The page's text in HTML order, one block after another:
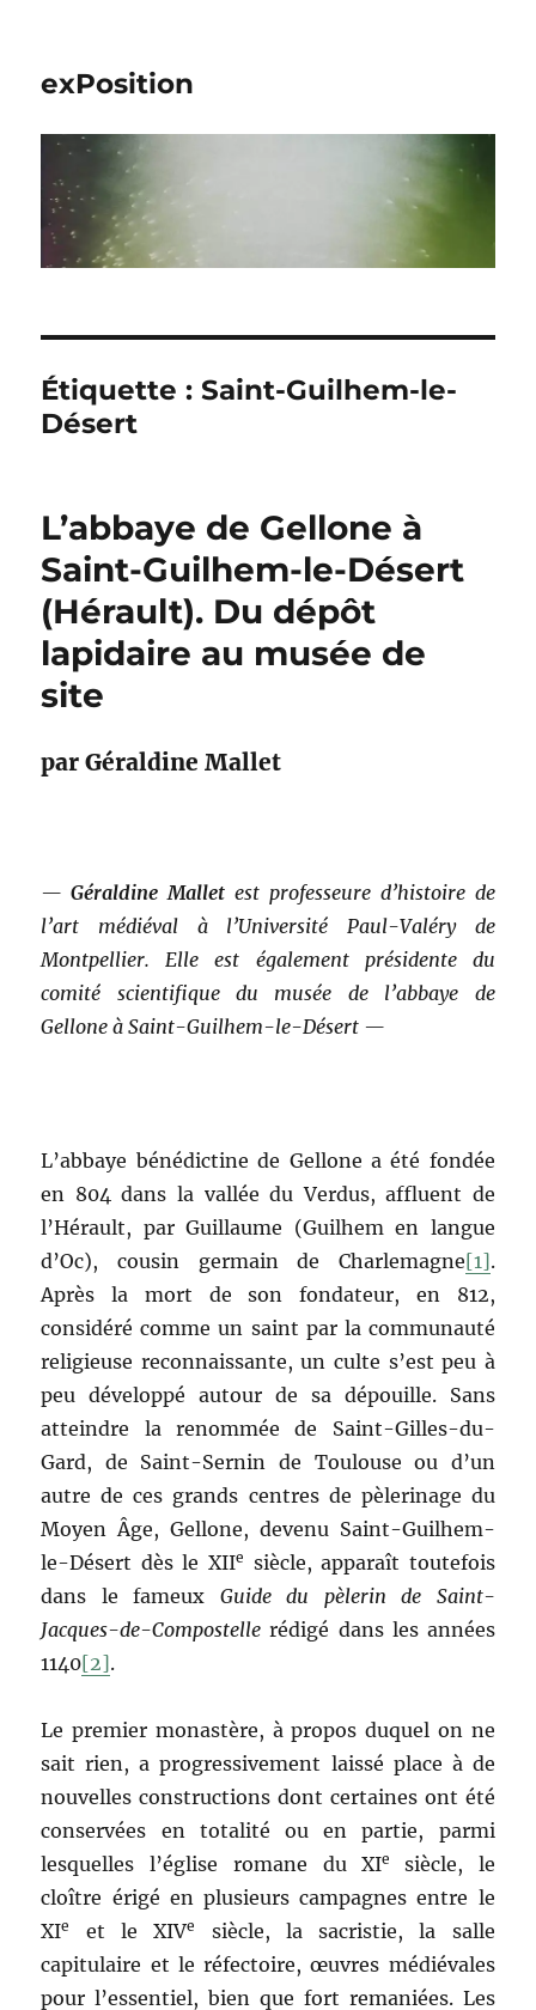
exPosition
Étiquette :Saint-Guilhem-le-
Désert
L’abbaye de Gellone à
Saint-Guilhem-le-Désert
(Hérault). Du dépôt
lapidaire au musée de
site
par Géraldine Mallet
—Géraldine Mallet est professeure d’histoire de
l’art médiéval à l’Université Paul-Valéry de
Montpellier. Elle est également présidente du
comité scientifique du musée de l’abbaye de
Gellone à Saint-Guilhem-le-Désert —
L’abbaye bénédictine de Gellone a été fondée
en 804 dans la vallée du Verdus, affluent de
l’Hérault, par Guillaume (Guilhem en langue
d’Oc), cousin germain de Charlemagne[1].
Après la mort de son fondateur, en 812,
considéré comme un saint par la communauté
religieuse reconnaissante, un culte s’est peu à
peu développé autour de sa dépouille. Sans
atteindre la renommée de Saint-Gilles-du-
Gard, de Saint-Sernin de Toulouse ou d’un
autre de ces grands centres de pèlerinage du
Moyen Âge, Gellone, devenu Saint-Guilhem-
le-Désert dès le XIIe siècle, apparaît toutefois
dans le fameux Guide du pèlerin de Saint-
Jacques-de-Compostellerédigé dans les années
1140[2].
Le premier monastère, à propos duquel on ne
sait rien, a progressivement laissé place à de
nouvelles constructions dont certaines ont été
conservées en totalité ou en partie, parmi
lesquelles l’église romane du XIe siècle, le
cloître érigé en plusieurs campagnes entre le
XIe et le XIVe
siècle, la sacristie, la salle
capitulaire et le réfectoire, œuvres médiévales
pour l’essentiel, bien que fort remaniées. Les